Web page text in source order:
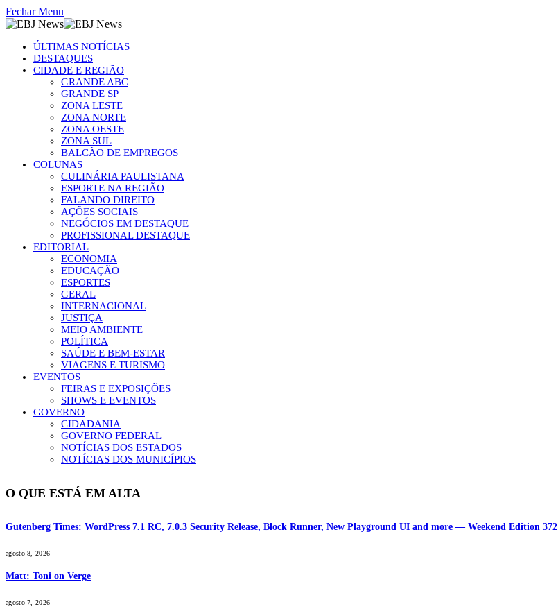
Fechar Menu
ÚLTIMAS NOTÍCIAS
DESTAQUES
CIDADE E REGIÃO
GRANDE ABC
GRANDE SP
ZONA LESTE
ZONA NORTE
ZONA OESTE
ZONA SUL
BALCÃO DE EMPREGOS
COLUNAS
CULINÁRIA PAULISTANA
ESPORTE NA REGIÃO
FALANDO DIREITO
AÇÕES SOCIAIS
NEGÓCIOS EM DESTAQUE
PROFISSIONAL DESTAQUE
EDITORIAL
ECONOMIA
EDUCAÇÃO
ESPORTES
GERAL
INTERNACIONAL
JUSTIÇA
MEIO AMBIENTE
POLÍTICA
SAÚDE E BEM-ESTAR
VIAGENS E TURISMO
EVENTOS
FEIRAS E EXPOSIÇÕES
SHOWS E EVENTOS
GOVERNO
CIDADANIA
GOVERNO FEDERAL
NOTÍCIAS DOS ESTADOS
NOTÍCIAS DOS MUNICÍPIOS
O QUE ESTÁ EM ALTA
Gutenberg Times: WordPress 7.1 RC, 7.0.3 Security Release, Block Runner, New Playground UI and more — Weekend Edition 372
agosto 8, 2026
Matt: Toni on Verge
agosto 7, 2026